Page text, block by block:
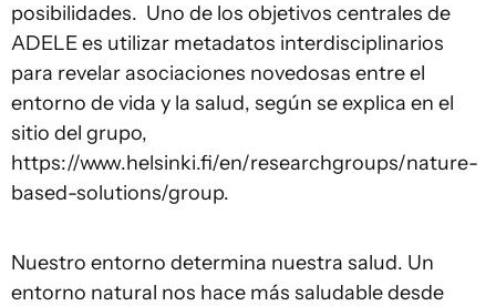
posibilidades. Uno de los objetivos centrales de
ADELE es utilizar metadatos interdisciplinarios
para revelar asociaciones novedosas entre el
entorno de vida y la salud, según se explica en el
sitio del grupo,
https://www.helsinki.fi/en/researchgroups/nature-
based-solutions/group.
Nuestro entorno determina nuestra salud. Un
entorno natural nos hace más saludable desde